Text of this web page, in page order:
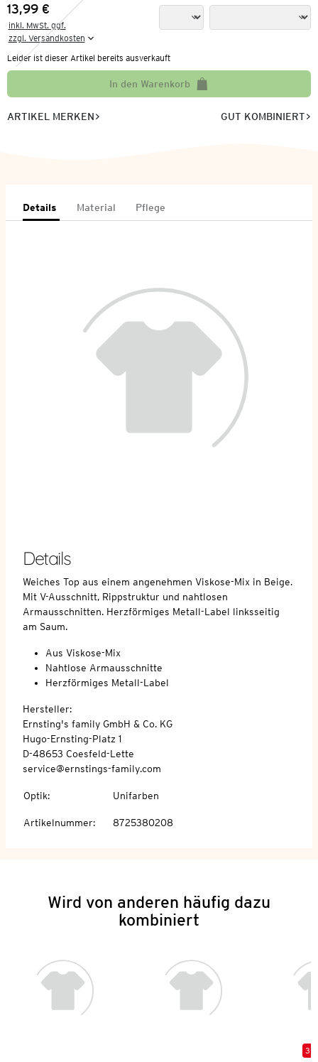
Preis:
13,99 €
inkl. MwSt. ggf.
zzgl. Versandkosten
Leider ist dieser Artikel bereits ausverkauft
In den Warenkorb
ARTIKEL MERKEN GUT KOMBINIERT
Details Material Pflege
Details
Weiches Top aus einem angenehmen Viskose-Mix in Beige.
Mit V-Ausschnitt, Rippstruktur und nahtlosen
Armausschnitten. Herzförmiges Metall-Label linksseitig
am Saum.
Aus Viskose-Mix
Nahtlose Armausschnitte
Herzförmiges Metall-Label
Hersteller:
Ernsting's family GmbH & Co. KG
Hugo-Ernsting-Platz 1
D-48653 Coesfeld-Lette
service@ernstings-family.com
Optik: Unifarben
Artikelnummer: 8725380208
Wird von anderen häufig dazu
kombiniert
3